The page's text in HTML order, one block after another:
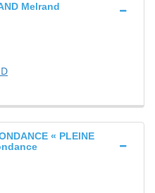
Melrand
« PLEINE